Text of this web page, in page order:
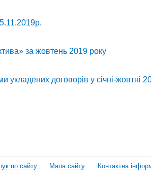
за жовтень 2019 року
укладених договорів у січні-жовтні
по сайту Мапа сайту Контактна